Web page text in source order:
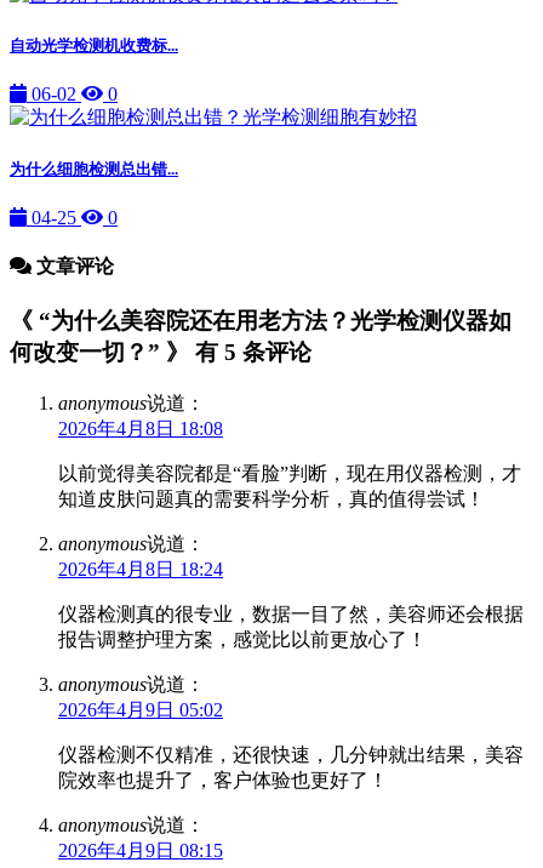
自动光学检测机收费标...
06-02 0
为什么细胞检测总出错...
04-25 0
文章评论
《 “为什么美容院还在用老方法？光学检测仪器如
何改变一切？” 》 有 5 条评论
anonymous说道：
2026年4月8日 18:08
以前觉得美容院都是“看脸”判断，现在用仪器检测，才
知道皮肤问题真的需要科学分析，真的值得尝试！
anonymous说道：
2026年4月8日 18:24
仪器检测真的很专业，数据一目了然，美容师还会根据
报告调整护理方案，感觉比以前更放心了！
anonymous说道：
2026年4月9日 05:02
仪器检测不仅精准，还很快速，几分钟就出结果，美容
院效率也提升了，客户体验也更好了！
anonymous说道：
2026年4月9日 08:15